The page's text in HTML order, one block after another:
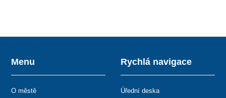
Menu
O městě
Rychlá navigace
Úřední deska